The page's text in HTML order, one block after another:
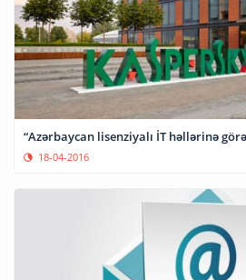
“Azərbaycan lisenziyalı İT həllərinə
18-04-2016